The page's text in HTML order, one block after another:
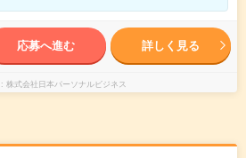
応募へ進む 詳しく見る
株式会社日本パーソナルビジネス